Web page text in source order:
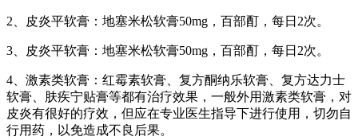
2、皮炎平软膏：地塞米松软膏50mg，百部酊，每日2次。
3、皮炎平软膏：地塞米松软膏50mg，百部酊，每日2次。
4、激素类软膏：红霉素软膏、复方酮纳乐软膏、复方达力士
软膏、肤疾宁贴膏等都有治疗效果，一般外用激素类软膏，对
皮炎有很好的疗效，但应在专业医生指导下进行使用，切勿自
行用药，以免造成不良后果。